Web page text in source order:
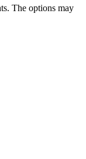
The options may